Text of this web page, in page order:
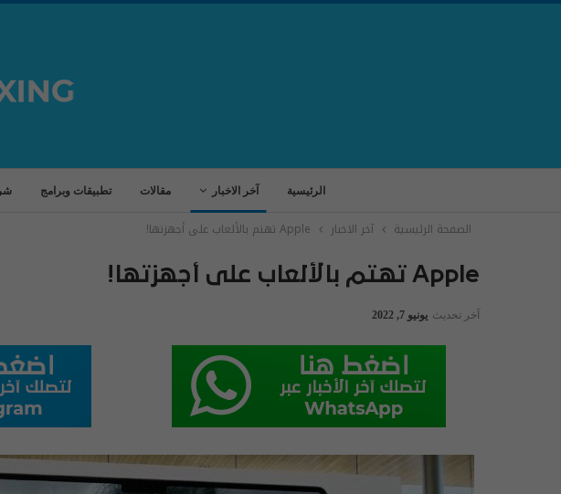
الرئيسية آخر الاخبار مقالات تطبيقات وبرامج
الصفحة الرئيسية آخر الاخبار Apple تهتم بالألعاب على أجهزتها!
Apple تهتم بالألعاب على أجهزتها!
آخر تحديث يونيو 7, 2022